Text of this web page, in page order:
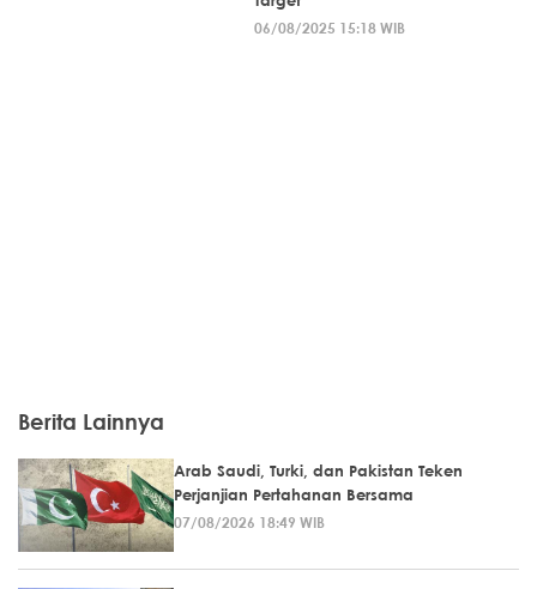
06/08/2025 15:18 WIB
Berita Lainnya
Arab Saudi, Turki, dan Pakistan Teken
Perjanjian Pertahanan Bersama
07/08/2026 18:49 WIB